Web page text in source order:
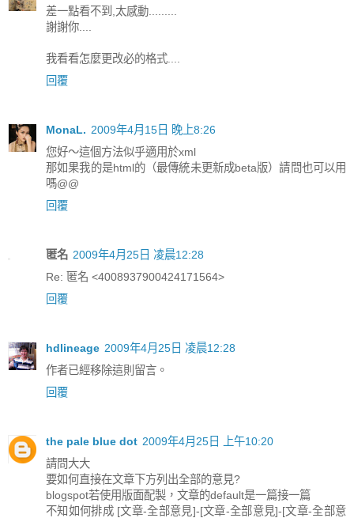
差一點看不到,太感動.........
謝謝你....
我看看怎麼更改必的格式....
回覆
MonaL. 2009年4月15日 晚上8:26
您好～這個方法似乎適用於xml
那如果我的是html的（最傳統未更新成beta版）請問也可以用
嗎@@
回覆
匿名 2009年4月25日 凌晨12:28
Re: 匿名 <4008937900424171564>
回覆
hdlineage 2009年4月25日 凌晨12:28
作者已經移除這則留言。
回覆
the pale blue dot 2009年4月25日 上午10:20
請問大大
要如何直接在文章下方列出全部的意見?
blogspot若使用版面配製，文章的default是一篇接一篇
不知如何排成 [文章-全部意見]-[文章-全部意見]-[文章-全部意